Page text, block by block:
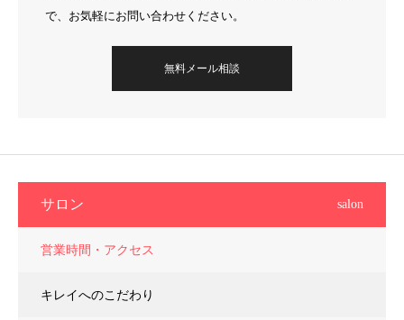
で、お気軽にお問い合わせください。
無料メール相談
サロン salon
営業時間・アクセス
キレイへのこだわり